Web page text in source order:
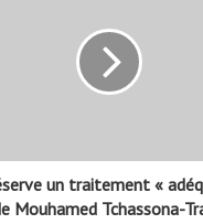
un traitement «
Mouhamed Tchassona-